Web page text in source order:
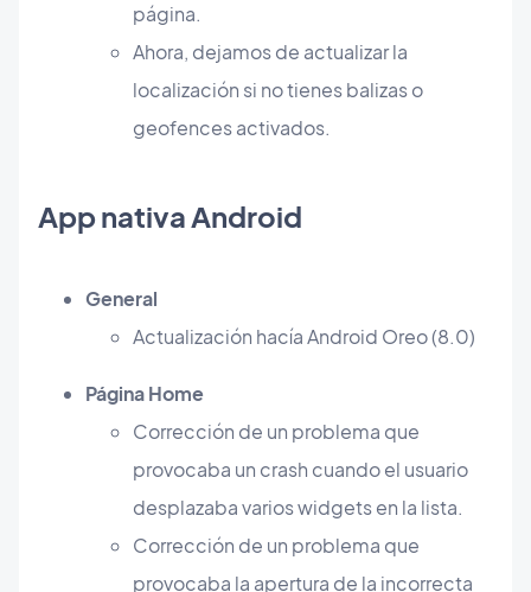
página.
Ahora, dejamos de actualizar la
localización si no tienes balizas o
geofences activados.
App nativa Android
General
Actualización hacía Android Oreo (8.0)
Página Home
Corrección de un problema que
provocaba un crash cuando el usuario
desplazaba varios widgets en la lista.
Corrección de un problema que
provocaba la apertura de la incorrecta